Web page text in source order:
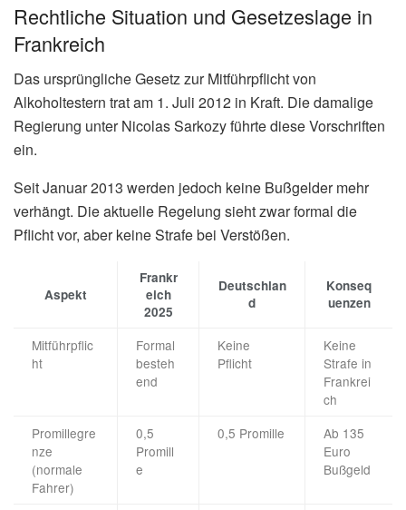
Rechtliche Situation und Gesetzeslage in
Frankreich
Das ursprüngliche Gesetz zur Mitführpflicht von
Alkoholtestern trat am 1. Juli 2012 in Kraft. Die damalige
Regierung unter Nicolas Sarkozy führte diese Vorschriften
ein.
Seit Januar 2013 werden jedoch keine Bußgelder mehr
verhängt. Die aktuelle Regelung sieht zwar formal die
Pflicht vor, aber keine Strafe bei Verstößen.
Aspekt
Frankr
eich
2025
Deutschlan
d
Konseq
uenzen
Mitführpflic
ht
Formal
besteh
end
Keine
Pflicht
Keine
Strafe in
Frankrei
ch
Promillegre
nze
(normale
Fahrer)
0,5
Promill
e
0,5 Promille
Ab 135
Euro
Bußgeld